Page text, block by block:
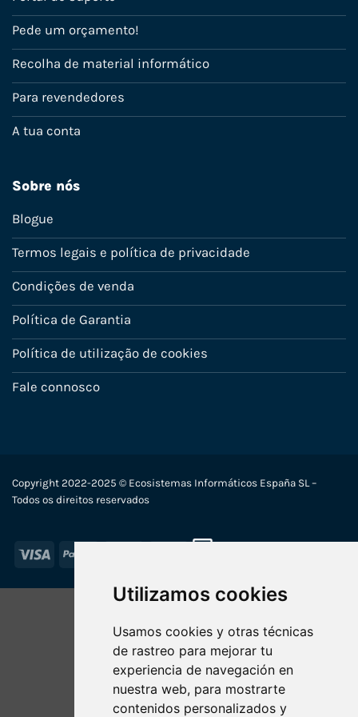
Utilizamos cookies
Usamos cookies y otras técnicas
de rastreo para mejorar tu
experiencia de navegación en
nuestra web, para mostrarte
contenidos personalizados y
Pede um orçamento!
Recolha de material informático
Para revendedores
A tua conta
Sobre nós
Blogue
Termos legais e política de privacidade
Condições de venda
Política de Garantia
Política de utilização de cookies
Fale connosco
Copyright 2022-2025 © Ecosistemas Informáticos España SL –
Todos os direitos reservados
Visa